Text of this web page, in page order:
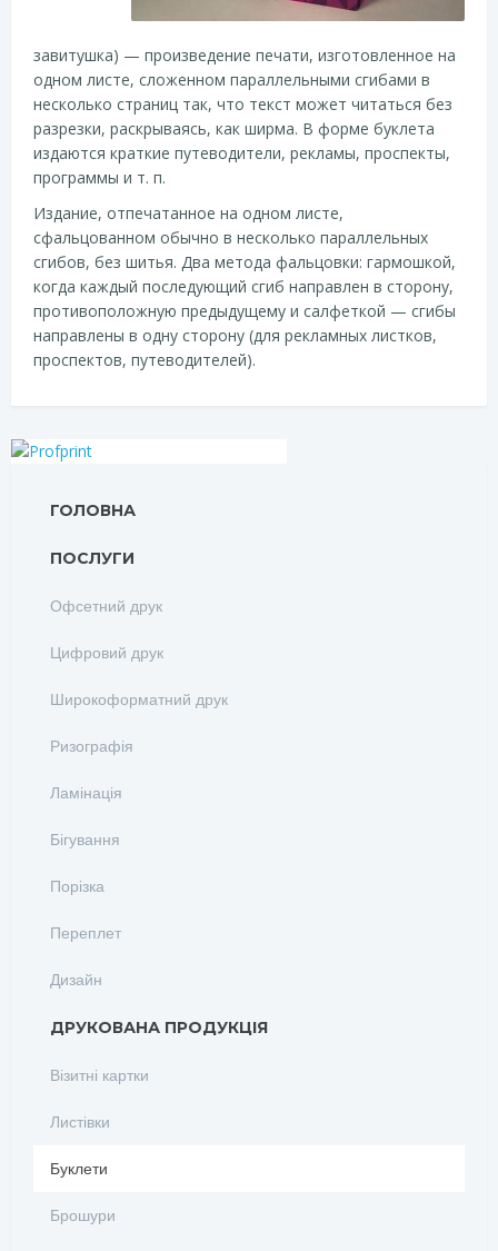
завитушка) — произведение печати, изготовленное на
одном листе, сложенном параллельными сгибами в
несколько страниц так, что текст может читаться без
разрезки, раскрываясь, как ширма. В форме буклета
издаются краткие путеводители, рекламы, проспекты,
программы и т. п.
Издание, отпечатанное на одном листе,
сфальцованном обычно в несколько параллельных
сгибов, без шитья. Два метода фальцовки: гармошкой,
когда каждый последующий сгиб направлен в сторону,
противоположную предыдущему и салфеткой — сгибы
направлены в одну сторону (для рекламных листков,
проспектов, путеводителей).
ГОЛОВНА
ПОСЛУГИ
Офсетний друк
Цифровий друк
Широкоформатний друк
Ризографія
Ламінація
Бігування
Порізка
Переплет
Дизайн
ДРУКОВАНА ПРОДУКЦІЯ
Візитні картки
Листівки
Буклети
Брошури